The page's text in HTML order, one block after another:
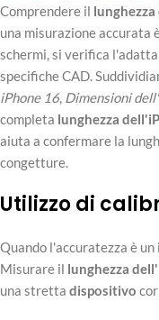
Comprendere il
una misurazione accurata
schermi, si verifica
specifiche CAD.
iPhone 16, Dimensioni
completa lunghezza
aiuta a confermare la
congetture.
Utilizzo di
Quando l'accuratezza è
Misurare il lunghezza
una stretta dispositivo